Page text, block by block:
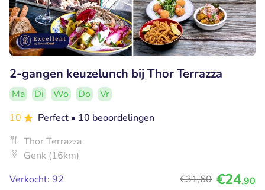
2-gangen keuzelunch bij Thor Terrazza
Ma Di Wo Do
Vr
10
Perfect • 10 beoordelingen
Thor Terrazza
Genk (16km)
Verkocht: 92
€31,60 €24,90